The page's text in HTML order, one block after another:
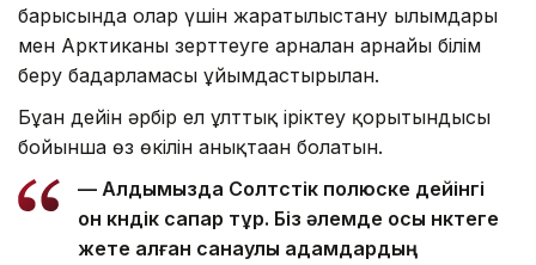
барысында олар үшін жаратылыстану ғылымдары
мен Арктиканы зерттеуге арналған арнайы білім
беру бағдарламасы ұйымдастырылған.
Бұған дейін әрбір ел ұлттық іріктеу қорытындысы
бойынша өз өкілін анықтаған болатын.
— Алдымызда Солтүстік полюске дейінгі
он күндік сапар тұр. Біз әлемде осы нүктеге
жете алған санаулы адамдардың